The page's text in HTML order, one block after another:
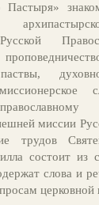
Пастыря»
миссии
трудов
состоит из
слова и